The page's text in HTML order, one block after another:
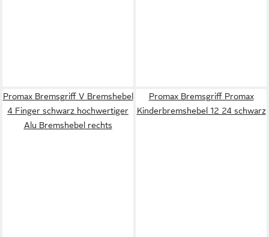
Promax Bremsgriff V Bremshebel
4 Finger schwarz hochwertiger
Alu Bremshebel rechts
Promax Bremsgriff Promax
Kinderbremshebel 12 24 schwarz